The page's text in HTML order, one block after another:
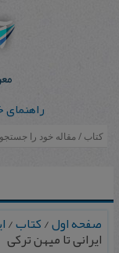
راهنمای
صفحه اول/کتاب/
ایرانی تا میهن ترکی